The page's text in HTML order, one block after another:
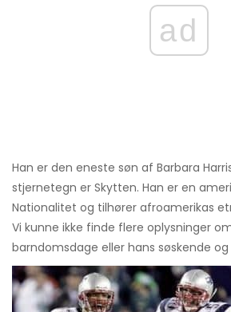
ad
Han er den eneste søn af Barbara
stjernetegn er Skytten. Han er en
Nationalitet og tilhører afroamerikas
Vi kunne ikke finde flere oplysninger
barndomsdage eller hans søskende